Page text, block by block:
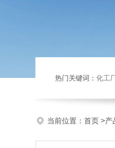
热门关键词： 化工
当前位置： 首页 >产